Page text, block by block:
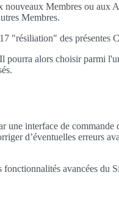
Membres ou aux
Membres.
"résiliation" des présentes
alors choisir parmi
interface de
d’éventuelles erreurs
avancées du